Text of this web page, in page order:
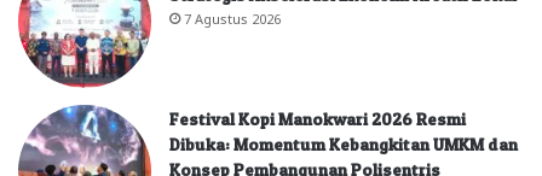
7 Agustus 2026
Festival Kopi Manokwari 2026 Resmi
Dibuka: Momentum Kebangkitan UMKM dan
Konsep Pembangunan Polisentris